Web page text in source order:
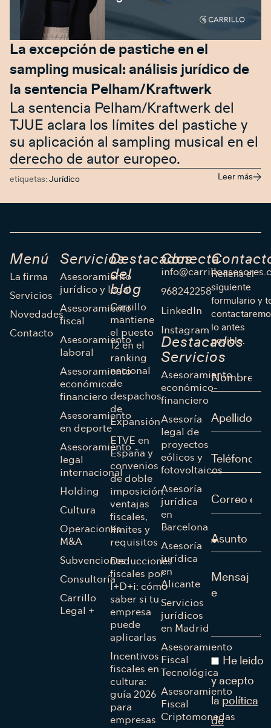
La excepción de pastiche en el
sampling musical: análisis jurídico de
la sentencia Pelham/Kraftwerk
La sentencia Pelham/Kraftwerk del
TJUE aclara los límites del pastiche y
su aplicación al sampling musical en el
derecho de autor europeo.
etiquetas: Jurídico Leer más
Menú
La firma
Servicios
Novedades
Contacto
Servicios
Asesoramiento
jurídico y legal
Asesoramiento
fiscal
Asesoramiento
laboral
Asesoramiento
económico-
financiero
Asesoramiento
en deporte
Asesoramiento
legal
internacional
Holding
Cultura
Operaciones
M&A
Subvenciones
Consultoría
Carrillo
Legal +
Destacados
del
blog
Carrillo
mantiene
el puesto
12 en el
ranking
nacional
de
despachos
de
Expansión
ETVE en
España y
convenios
de doble
imposición:
ventajas
fiscales,
límites y
requisitos
Deducciones
fiscales por
I+D+i: cómo
saber si tu
empresa
puede
aplicarlas
Incentivos
fiscales en
cultura:
guía 2026
para
empresas
Conecta
968242258
LinkedIn
Instagram
Destacados
Servicios
Asesoramiento
económico-
financiero
Asesoría
legal de
proyectos
eólicos y
fotovoltaicos
Asesoría
jurídica
en
Barcelona
Asesoría
jurídica
en
Alicante
Servicios
jurídicos
en Madrid
Asesoramiento
Fiscal
Tecnológica
Asesoramiento
Fiscal
Criptomonedas
Rellena el
siguiente
formulario y
lo antes
posible.
He leido
y acepto
la política
de